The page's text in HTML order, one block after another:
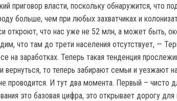
приговор власти, поскольку обнаружится, что
больше, чем при любых захватчиках и
откроют, что нас уже не 52 млн, а может быть,
что там до трети населения отсутствует, —
на заработках. Теперь такая тенденция
вернуться, то теперь забирают семьи и уезжают
проводится. И тут два момента. Первый – чисто
это базовая цифра, это открывает дорогу